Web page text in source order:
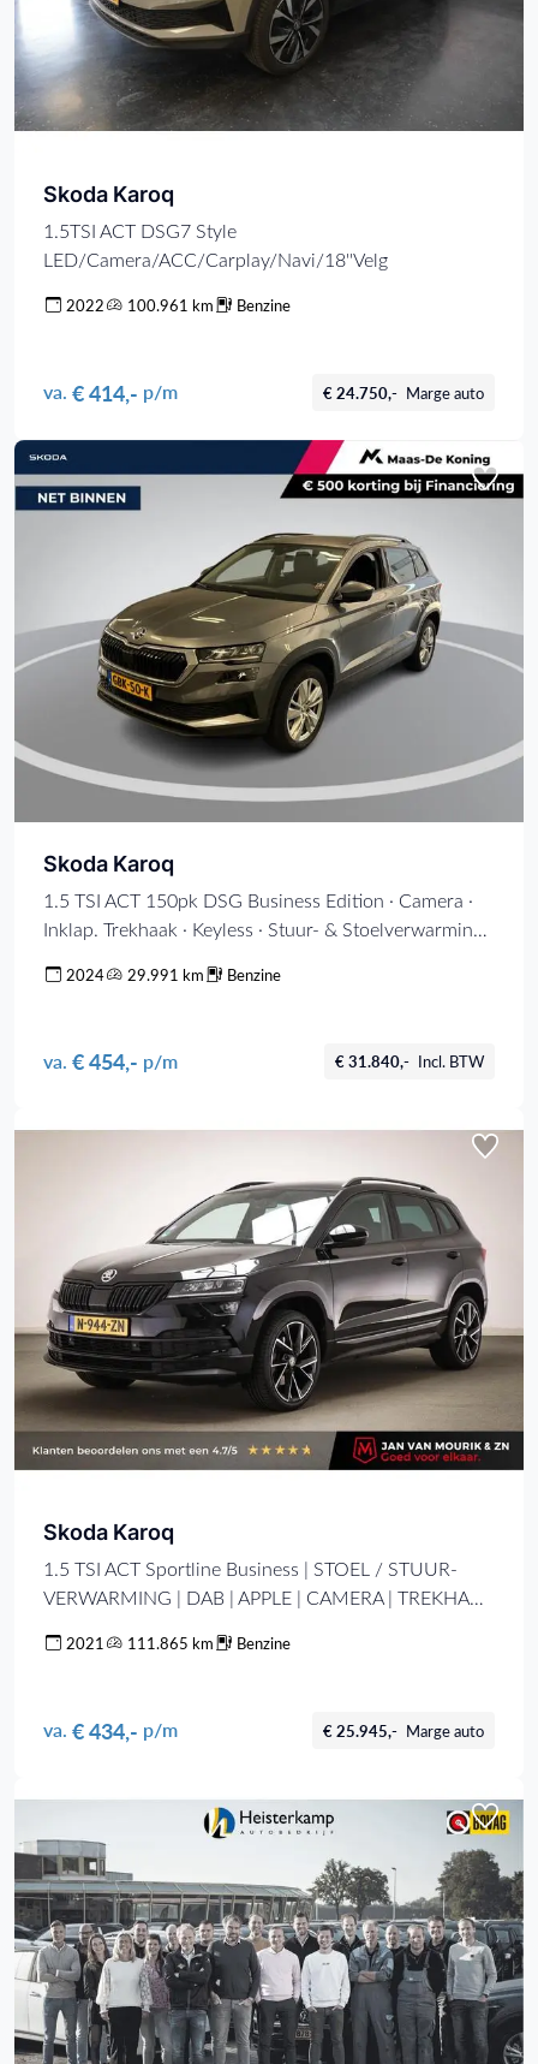
Skoda Karoq
1.5TSI ACT DSG7 Style
LED/Camera/ACC/Carplay/Navi/18''Velg
2022 100.961 km Benzine
va. € 414,- p/m € 24.750,- Marge auto
Skoda Karoq
1.5 TSI ACT 150pk DSG Business Edition · Camera ·
Inklap. Trekhaak · Keyless · Stuur- & Stoelverwarming ·
2028 of 100.000km
2024 29.991 km Benzine
va. € 454,- p/m € 31.840,- Incl. BTW
Skoda Karoq
1.5 TSI ACT Sportline Business | STOEL / STUUR-
VERWARMING | DAB | APPLE | CAMERA | TREKHAAK
2021 111.865 km Benzine
va. € 434,- p/m € 25.945,- Marge auto